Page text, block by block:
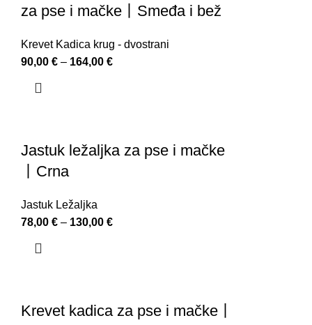
za pse i mačke丨Smeđa i bež
Krevet Kadica krug - dvostrani
90,00 € – 164,00 €
Jastuk ležaljka za pse i mačke
丨Crna
Jastuk Ležaljka
78,00 € – 130,00 €
Krevet kadica za pse i mačke丨